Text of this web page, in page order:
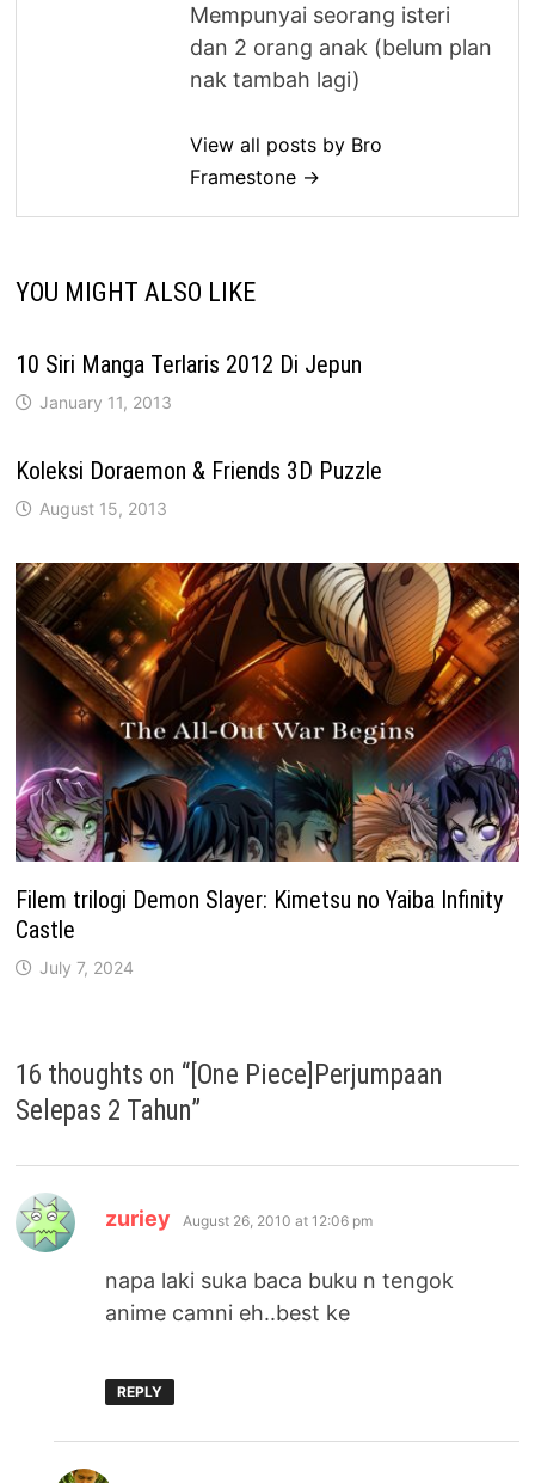
Mempunyai seorang isteri
dan 2 orang anak (belum plan
nak tambah lagi)
View all posts by Bro
Framestone →
YOU MIGHT ALSO LIKE
10 Siri Manga Terlaris 2012 Di Jepun
January 11, 2013
Koleksi Doraemon & Friends 3D Puzzle
August 15, 2013
Filem trilogi Demon Slayer: Kimetsu no Yaiba Infinity
Castle
July 7, 2024
16 thoughts on “ [One Piece]Perjumpaan
Selepas 2 Tahun”
zuriey says:
August 26, 2010 at 12:06 pm
napa laki suka baca buku n tengok
anime camni eh..best ke
REPLY